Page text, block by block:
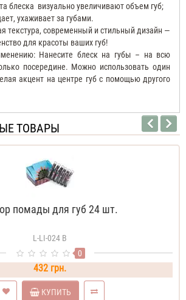
блеска визуально увеличивают объем губ;
ухаживает за губами.
текстура, современный и стильный дизайн —
для красоты ваших губ!
Нанесите блеск на губы – на всю
посередине. Можно использовать один
акцент на центре губ с помощью другого
ТОВАРЫ
помады для губ 24 шт.
L-LI-024 B
0
432 грн.
КУПИТЬ